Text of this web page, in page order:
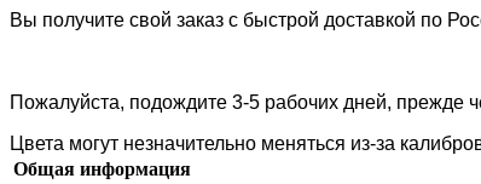
Вы получите свой заказ с быстрой доставкой по
Пожалуйста, подождите 3-5 рабочих дней, прежде
Цвета могут незначительно меняться из-за
Общая информация